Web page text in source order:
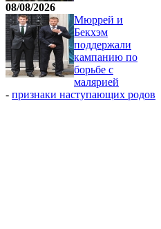
08/08/2026
Мюррей и
Бекхэм
поддержали
кампанию по
борьбе с
малярией
- признаки наступающих родов